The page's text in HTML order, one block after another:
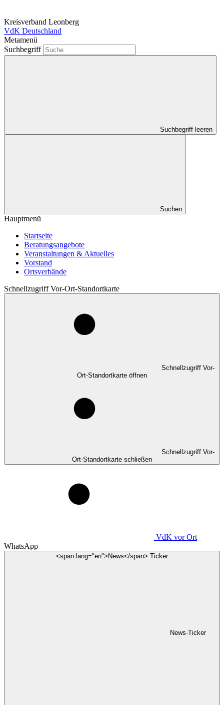
Kreisverband Leonberg
VdK Deutschland
Metamenü
Suchbegriff
Suchbegriff leeren
Suchen
Hauptmenü
Startseite
Beratungsangebote
Veranstaltungen & Aktuelles
Vorstand
Ortsverbände
Schnellzugriff Vor-Ort-Standortkarte
Schnellzugriff Vor-
Ort-Standortkarte öffnen
Schnellzugriff Vor-
Ort-Standortkarte schließen
VdK vor Ort
WhatsApp
<span lang="en">News</span> Ticker
News-Ticker